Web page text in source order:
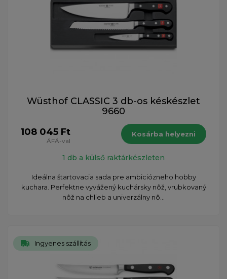
Wüsthof CLASSIC 3 db-os késkészlet
9660
108 045 Ft
ÁFÁ-val
Kosárba helyezni
1 db a külső raktárkészleten
Ideálna štartovacia sada pre ambiciózneho hobby
kuchara. Perfektne vyvážený kuchársky nôž, vrubkovaný
nôž na chlieb a univerzálny nô...
Ingyenes szállítás